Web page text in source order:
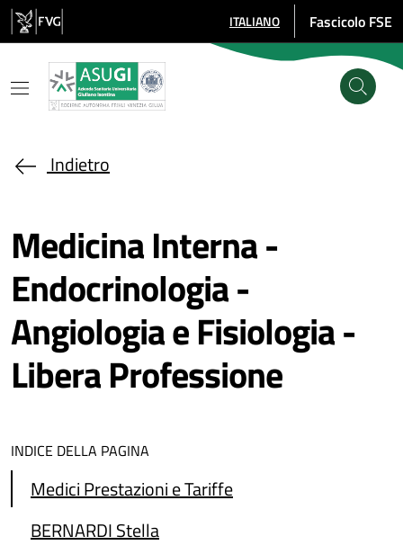
Salta al contenuto principale
SELEZIONE LINGUA: LINGUA
ITALIANO Fascicolo FSE
Indietro
Medicina Interna -
Endocrinologia -
Angiologia e Fisiologia -
Libera Professione
INDICE DELLA PAGINA
Medici Prestazioni e Tariffe
BERNARDI Stella